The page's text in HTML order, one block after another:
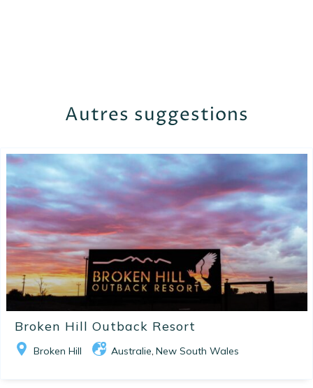
Autres suggestions
Broken Hill Outback Resort
Broken Hill Australie, New South Wales